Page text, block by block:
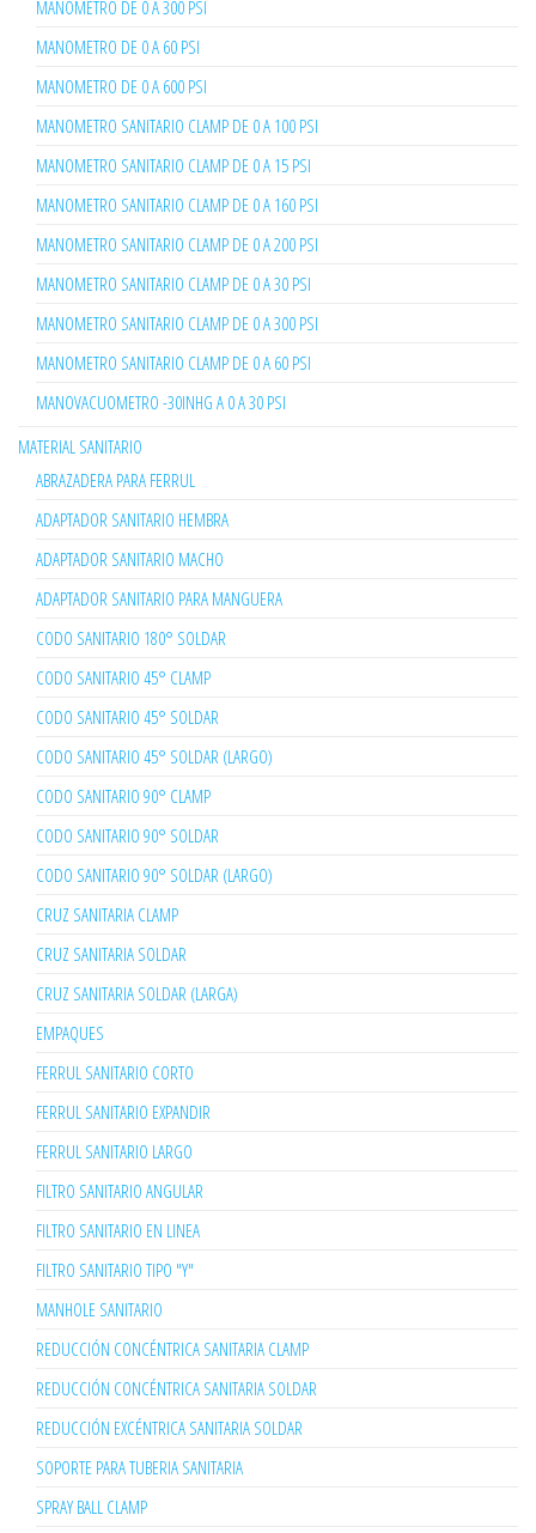
MANOMETRO DE 0 A 300 PSI
MANOMETRO DE 0 A 60 PSI
MANOMETRO DE 0 A 600 PSI
MANOMETRO SANITARIO CLAMP DE 0 A 100 PSI
MANOMETRO SANITARIO CLAMP DE 0 A 15 PSI
MANOMETRO SANITARIO CLAMP DE 0 A 160 PSI
MANOMETRO SANITARIO CLAMP DE 0 A 200 PSI
MANOMETRO SANITARIO CLAMP DE 0 A 30 PSI
MANOMETRO SANITARIO CLAMP DE 0 A 300 PSI
MANOMETRO SANITARIO CLAMP DE 0 A 60 PSI
MANOVACUOMETRO -30INHG A 0 A 30 PSI
MATERIAL SANITARIO
ABRAZADERA PARA FERRUL
ADAPTADOR SANITARIO HEMBRA
ADAPTADOR SANITARIO MACHO
ADAPTADOR SANITARIO PARA MANGUERA
CODO SANITARIO 180° SOLDAR
CODO SANITARIO 45° CLAMP
CODO SANITARIO 45° SOLDAR
CODO SANITARIO 45° SOLDAR (LARGO)
CODO SANITARIO 90° CLAMP
CODO SANITARIO 90° SOLDAR
CODO SANITARIO 90° SOLDAR (LARGO)
CRUZ SANITARIA CLAMP
CRUZ SANITARIA SOLDAR
CRUZ SANITARIA SOLDAR (LARGA)
EMPAQUES
FERRUL SANITARIO CORTO
FERRUL SANITARIO EXPANDIR
FERRUL SANITARIO LARGO
FILTRO SANITARIO ANGULAR
FILTRO SANITARIO EN LINEA
FILTRO SANITARIO TIPO "Y"
MANHOLE SANITARIO
REDUCCIÓN CONCÉNTRICA SANITARIA CLAMP
REDUCCIÓN CONCÉNTRICA SANITARIA SOLDAR
REDUCCIÓN EXCÉNTRICA SANITARIA SOLDAR
SOPORTE PARA TUBERIA SANITARIA
SPRAY BALL CLAMP